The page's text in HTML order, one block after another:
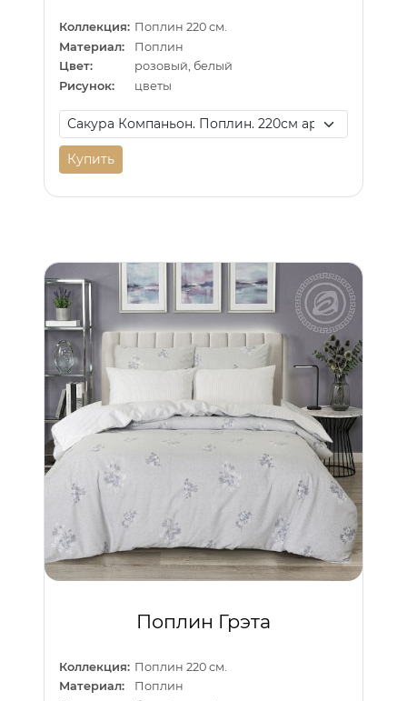
Коллекция: Поплин 220 см.
Материал:
Поплин
Цвет:
розовый, белый
Рисунок:
цветы
Купить
Поплин Грэта
Коллекция: Поплин 220 см.
Материал:
Поплин